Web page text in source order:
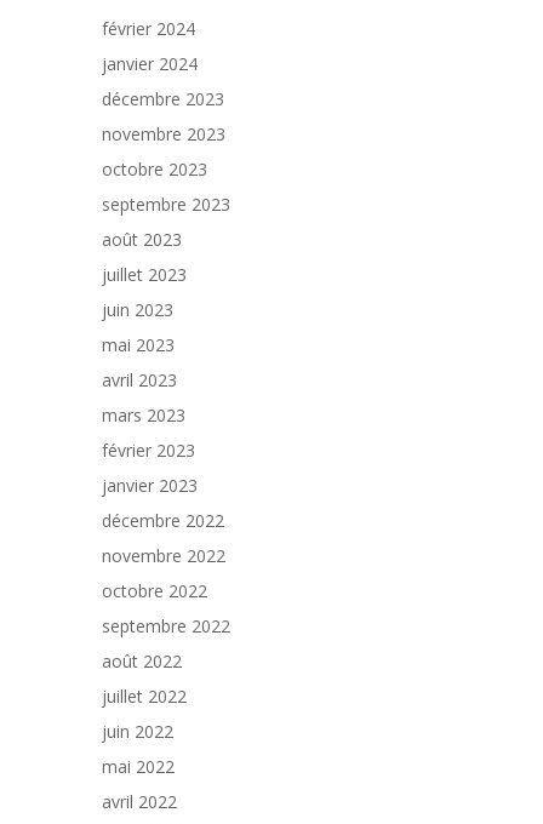
février 2024
janvier 2024
décembre 2023
novembre 2023
octobre 2023
septembre 2023
août 2023
juillet 2023
juin 2023
mai 2023
avril 2023
mars 2023
février 2023
janvier 2023
décembre 2022
novembre 2022
octobre 2022
septembre 2022
août 2022
juillet 2022
juin 2022
mai 2022
avril 2022